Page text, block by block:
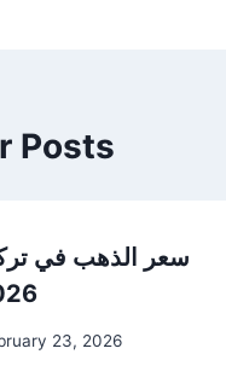
Posts
23, 2026